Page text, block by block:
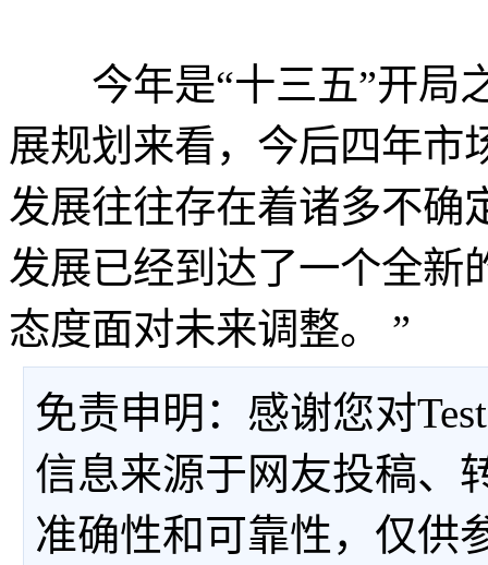
今年是“十三五”开局
展规划来看，今后四年市
发展往往存在着诸多不确
发展已经到达了一个全新
态度面对未来调整。 ”
免责申明：感谢您对
信息来源于网友投稿、
准确性和可靠性，仅供